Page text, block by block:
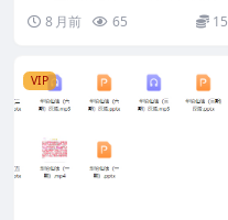
+课件Y 2512148 宜道堂福利课_1.
pdf...8 月前 65 15
VIP